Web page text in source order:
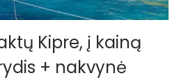
Kipre, į kainą
+ nakvynė